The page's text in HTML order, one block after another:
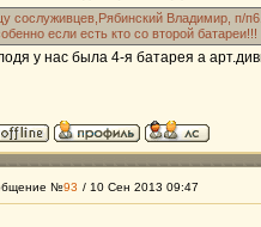
сослуживцев,Рябинский Владимир, п/
если есть кто со второй батареи!!!
у нас была 4-я батарея а
№93 / 10 Сен 2013 09:47